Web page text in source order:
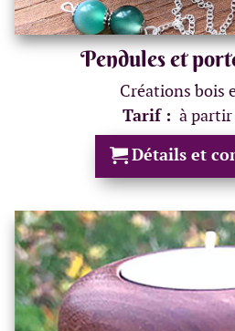
Pendules et
Créations bois
Tarif : à partir
Détails et